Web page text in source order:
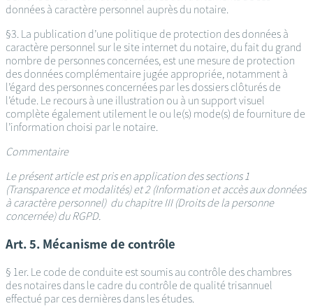
données à caractère personnel auprès du notaire.
§3. La publication d’une politique de protection des données à
caractère personnel sur le site internet du notaire, du fait du grand
nombre de personnes concernées, est une mesure de protection
des données complémentaire jugée appropriée, notamment à
l’égard des personnes concernées par les dossiers clôturés de
l’étude. Le recours à une illustration ou à un support visuel
complète également utilement le ou le(s) mode(s) de fourniture de
l’information choisi par le notaire.
Commentaire
Le présent article est pris en application des sections 1
(Transparence et modalités) et 2 (Information et accès aux données
à caractère personnel) du chapitre III (Droits de la personne
concernée) du RGPD.
Art. 5. Mécanisme de contrôle
§ 1er. Le code de conduite est soumis au contrôle des chambres
des notaires dans le cadre du contrôle de qualité trisannuel
effectué par ces dernières dans les études.